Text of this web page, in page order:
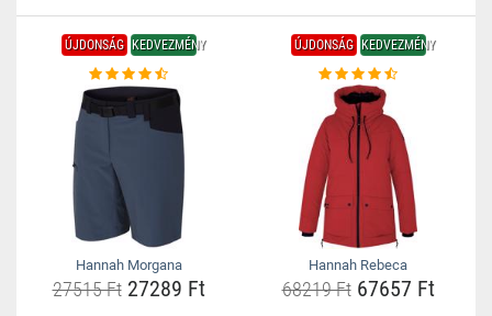
ÚJDONSÁG KEDVEZMÉNY
Hannah Morgana
27515 Ft27289 Ft
ÚJDONSÁG KEDVEZMÉNY
Hannah Rebeca
68219 Ft67657 Ft